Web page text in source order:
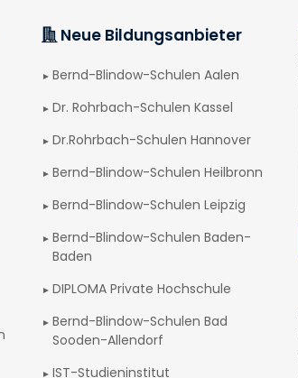
Neue Bildungsanbieter
Bernd-Blindow-Schulen Aalen
Dr. Rohrbach-Schulen Kassel
Dr.Rohrbach-Schulen Hannover
Bernd-Blindow-Schulen Heilbronn
Bernd-Blindow-Schulen Leipzig
Bernd-Blindow-Schulen Baden-
Baden
DIPLOMA Private Hochschule
Bernd-Blindow-Schulen Bad
Sooden-Allendorf
IST-Studieninstitut